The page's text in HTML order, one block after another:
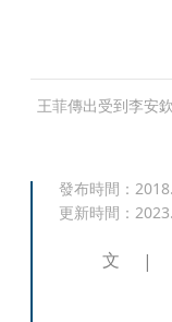
王菲傳出受到李安
發布時間：
更新時間：
文